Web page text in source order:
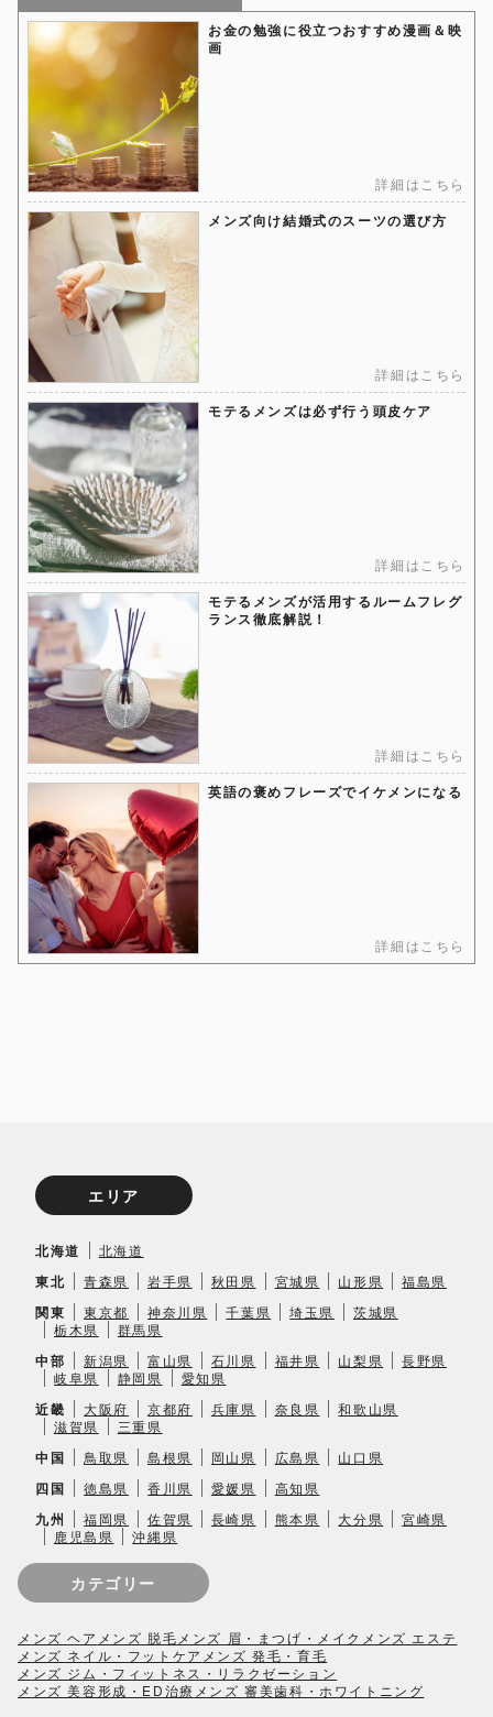
お金の勉強に役立つおすすめ漫画＆映
画
詳細はこちら
メンズ向け結婚式のスーツの選び方
詳細はこちら
モテるメンズは必ず行う頭皮ケア
詳細はこちら
モテるメンズが活用するルームフレグ
ランス徹底解説！
詳細はこちら
英語の褒めフレーズでイケメンになる
詳細はこちら
エリア
北海道 北海道
東北 青森県 岩手県 秋田県 宮城県 山形県 福島県
関東 東京都 神奈川県 千葉県 埼玉県
茨城県
栃木県
群馬県
中部 新潟県 富山県 石川県 福井県 山梨県
長野県
岐阜県
静岡県 愛知県
近畿 大阪府 京都府 兵庫県 奈良県
和歌山県
滋賀県
三重県
中国 鳥取県 島根県 岡山県 広島県 山口県
四国 徳島県 香川県 愛媛県 高知県
九州 福岡県 佐賀県 長崎県 熊本県 大分県
宮崎県
鹿児島県
沖縄県
カテゴリー
メンズ ヘア メンズ 脱毛 メンズ 眉・まつげ・メイク メンズ エステ
メンズ ネイル・フットケア メンズ 発毛・育毛
メンズ ジム・フィットネス・リラクゼーション
メンズ 美容形成・ED治療 メンズ 審美歯科・ホワイトニング